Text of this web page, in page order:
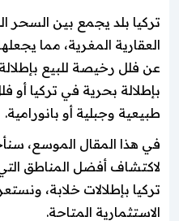
تركيا بلد يجمع بين السحر
العقارية المغرية، مما
عن فلل رخيصة للبيع
بإطلالة بحرية في تركيا أو
طبيعية وجبلية أو بانورامية.
في هذا المقال الموسع،
لاكتشاف أفضل المناطق
تركيا بإطلالات خلابة،
الاستثمارية المتاحة.